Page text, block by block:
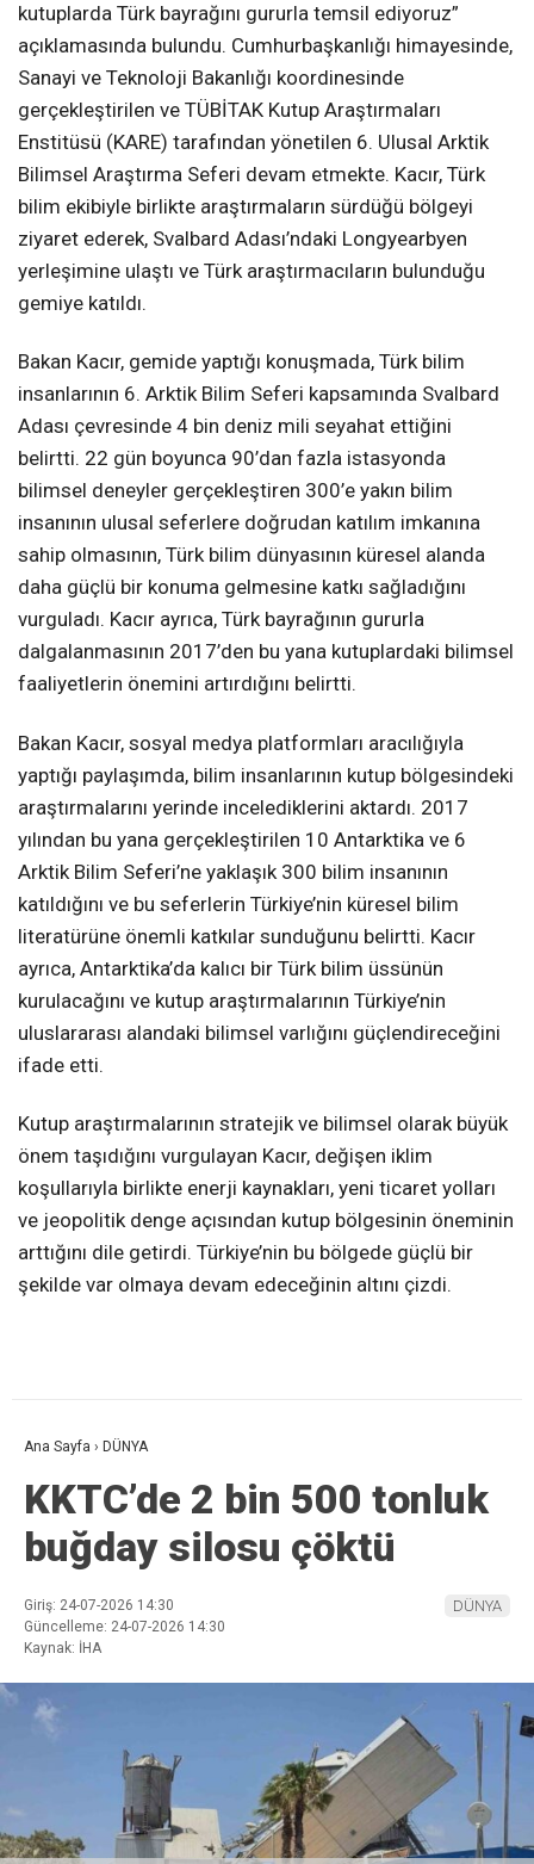
kutuplarda Türk bayrağını gururla temsil ediyoruz”
açıklamasında bulundu. Cumhurbaşkanlığı himayesinde,
Sanayi ve Teknoloji Bakanlığı koordinesinde
gerçekleştirilen ve TÜBİTAK Kutup Araştırmaları
Enstitüsü (KARE) tarafından yönetilen 6. Ulusal Arktik
Bilimsel Araştırma Seferi devam etmekte. Kacır, Türk
bilim ekibiyle birlikte araştırmaların sürdüğü bölgeyi
ziyaret ederek, Svalbard Adası’ndaki Longyearbyen
yerleşimine ulaştı ve Türk araştırmacıların bulunduğu
gemiye katıldı.
Bakan Kacır, gemide yaptığı konuşmada, Türk bilim
insanlarının 6. Arktik Bilim Seferi kapsamında Svalbard
Adası çevresinde 4 bin deniz mili seyahat ettiğini
belirtti. 22 gün boyunca 90’dan fazla istasyonda
bilimsel deneyler gerçekleştiren 300’e yakın bilim
insanının ulusal seferlere doğrudan katılım imkanına
sahip olmasının, Türk bilim dünyasının küresel alanda
daha güçlü bir konuma gelmesine katkı sağladığını
vurguladı. Kacır ayrıca, Türk bayrağının gururla
dalgalanmasının 2017’den bu yana kutuplardaki bilimsel
faaliyetlerin önemini artırdığını belirtti.
Bakan Kacır, sosyal medya platformları aracılığıyla
yaptığı paylaşımda, bilim insanlarının kutup bölgesindeki
araştırmalarını yerinde incelediklerini aktardı. 2017
yılından bu yana gerçekleştirilen 10 Antarktika ve 6
Arktik Bilim Seferi’ne yaklaşık 300 bilim insanının
katıldığını ve bu seferlerin Türkiye’nin küresel bilim
literatürüne önemli katkılar sunduğunu belirtti. Kacır
ayrıca, Antarktika’da kalıcı bir Türk bilim üssünün
kurulacağını ve kutup araştırmalarının Türkiye’nin
uluslararası alandaki bilimsel varlığını güçlendireceğini
ifade etti.
Kutup araştırmalarının stratejik ve bilimsel olarak büyük
önem taşıdığını vurgulayan Kacır, değişen iklim
koşullarıyla birlikte enerji kaynakları, yeni ticaret yolları
ve jeopolitik denge açısından kutup bölgesinin öneminin
arttığını dile getirdi. Türkiye’nin bu bölgede güçlü bir
şekilde var olmaya devam edeceğinin altını çizdi.
Ana Sayfa › DÜNYA
KKTC’de 2 bin 500 tonluk
buğday silosu çöktü
Giriş: 24-07-2026 14:30
Güncelleme: 24-07-2026 14:30
Kaynak: İHA
DÜNYA